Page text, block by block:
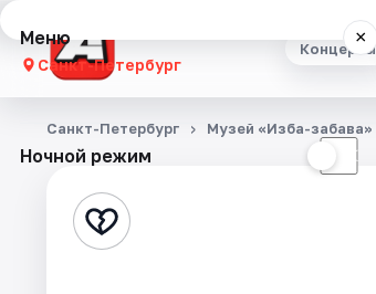
Концерты
Меню ×
Санкт-Петербург
Концерты
Стендап
Ночной режим ☾
Санкт-Петербург Музей «Изба-забава»